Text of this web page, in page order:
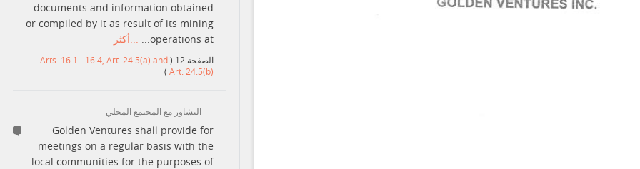
documents and information obtained
or compiled by it as result of its mining
operations at...
...أكثر
الصفحة 12
(
Arts. 16.1 - 16.4, Art. 24.5(a) and
Art. 24.5(b)
)
التشاور مع المجتمع المحلي
Golden Ventures shall provide for
meetings on a regular basis with the
local communities for the purposes of